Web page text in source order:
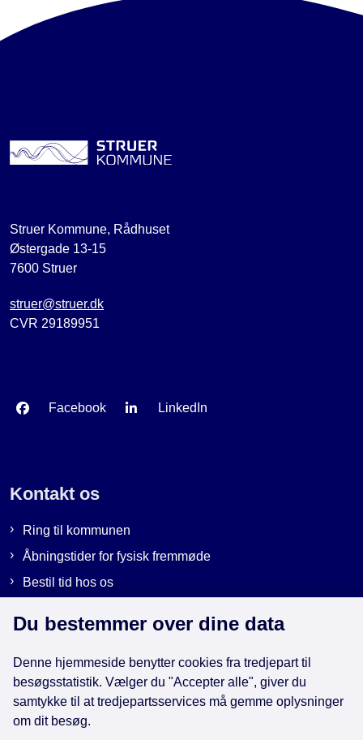
Struer Kommune, Rådhuset
Østergade 13-15
7600 Struer
struer@struer.dk
CVR 29189951
Facebook LinkedIn
Kontakt os
Ring til kommunen
Åbningstider for fysisk fremmøde
Bestil tid hos os
Genveje
EAN-numre i kommunen
Du bestemmer over dine data
Denne hjemmeside benytter cookies fra tredjepart til
besøgsstatistik. Vælger du "Accepter alle", giver du
samtykke til at tredjepartsservices må gemme oplysninger
om dit besøg.